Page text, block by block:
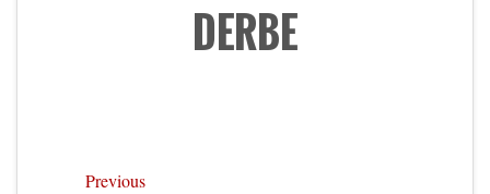
DERBE
Previous